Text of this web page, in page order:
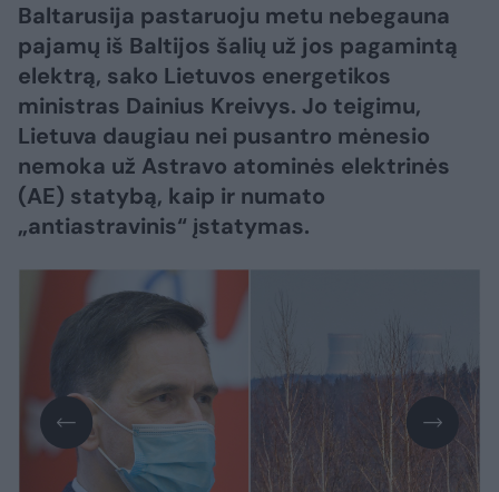
Baltarusija pastaruoju metu nebegauna
pajamų iš Baltijos šalių už jos pagamintą
elektrą, sako Lietuvos energetikos
ministras Dainius Kreivys. Jo teigimu,
Lietuva daugiau nei pusantro mėnesio
nemoka už Astravo atominės elektrinės
(AE) statybą, kaip ir numato
„antiastravinis“ įstatymas.